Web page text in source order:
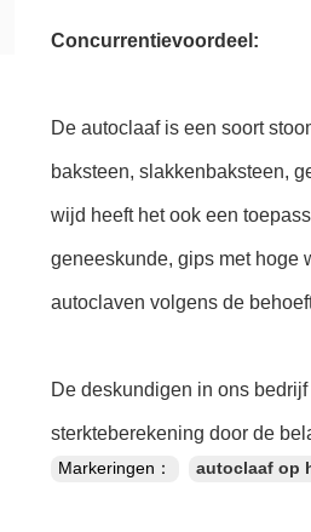
Concurrentievoordeel:
De autoclaaf is een soort
baksteen, slakkenbaksteen,
wijd heeft het ook een
geneeskunde, gips met hoge
autoclaven volgens de
De deskundigen in ons
sterkteberekening door de
Markeringen： autoclaaf op